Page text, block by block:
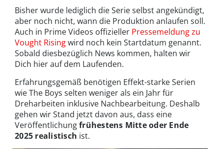
Bisher wurde lediglich die Serie selbst angekündigt,
aber noch nicht, wann die Produktion anlaufen soll.
Auch in Prime Videos offizieller Pressemeldung zu
Vought Risingwird noch kein Startdatum genannt.
Sobald diesbezüglich News kommen, halten wir
Dich hier auf dem Laufenden.
Erfahrungsgemäß benötigen Effekt-starke Serien
wie The Boys selten weniger als ein Jahr für
Dreharbeiten inklusive Nachbearbeitung. Deshalb
gehen wir Stand jetzt davon aus, dass eine
Veröffentlichungfrühestens Mitte oder Ende
2025 realistisch ist.